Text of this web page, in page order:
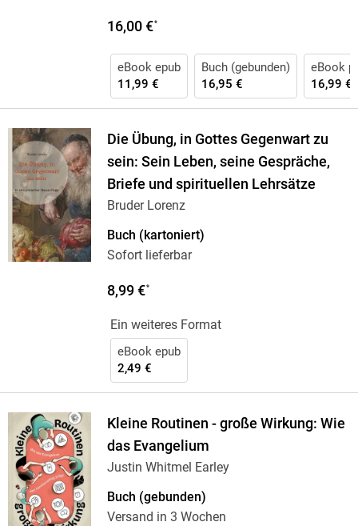
16,00 €*
eBook epub
11,99 €
Buch (gebunden)
16,95 €
eBook
16,99 €
Die Übung, in Gottes Gegenwart zu
sein: Sein Leben, seine Gespräche,
Briefe und spirituellen Lehrsätze
Bruder Lorenz
Buch (kartoniert)
Sofort lieferbar
8,99 €*
Ein weiteres Format
eBook epub
2,49 €
Kleine Routinen - große Wirkung: Wie
das Evangelium
Justin Whitmel Earley
Buch (gebunden)
Versand in 3 Wochen